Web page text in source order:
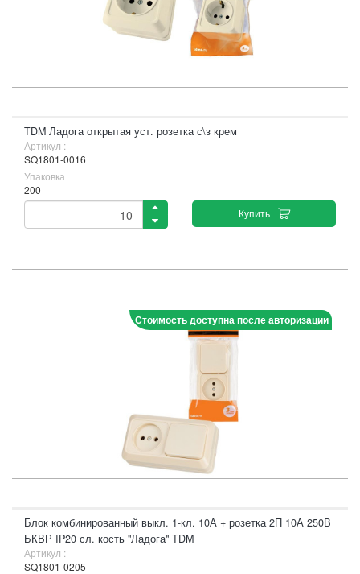
TDM Ладога открытая уст. розетка с\з крем
Артикул :
SQ1801-0016
Упаковка
200
Купить
Стоимость доступна после авторизации
Блок комбинированный выкл. 1-кл. 10А + розетка 2П 10А 250В
БКВР IP20 сл. кость "Ладога" TDM
Артикул :
SQ1801-0205